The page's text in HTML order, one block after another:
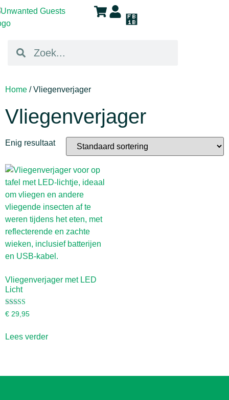
Home / Vliegenverjager
Vliegenverjager
Enig resultaat
Vliegenverjager met LED
Licht
Gewaardeerd
4.58
€ 29,95
Lees verder